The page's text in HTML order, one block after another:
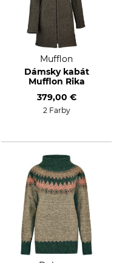
Mufflon
Dámsky kabát
Mufflon Rika
379,00 €
2 Farby